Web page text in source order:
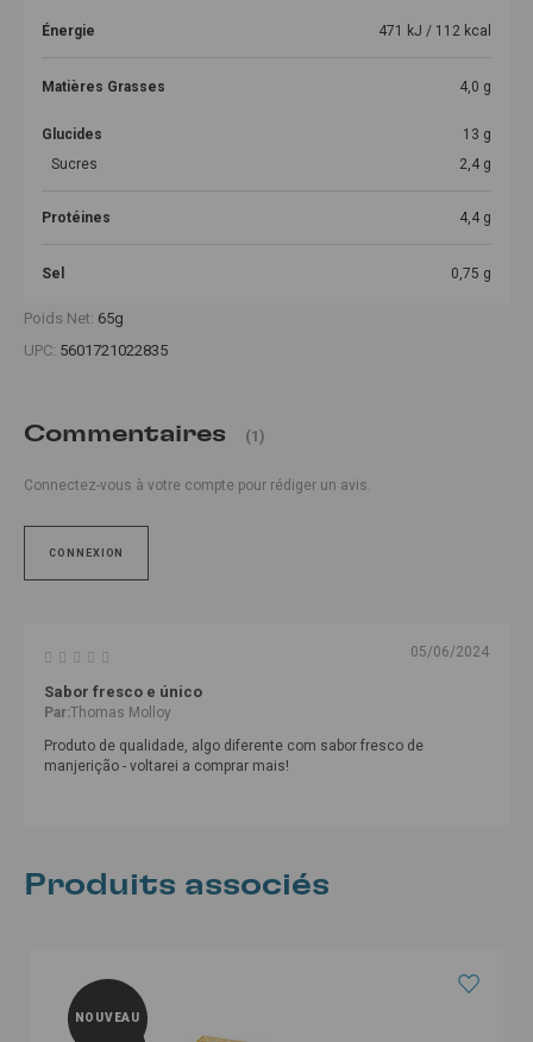
Énergie 471 kJ / 112 kcal
Matières Grasses 4,0 g
Glucides
13 g
Sucres
2,4 g
Protéines 4,4 g
Sel 0,75 g
Poids Net: 65g
UPC: 5601721022835
Commentaires (1)
Connectez-vous à votre compte pour rédiger un avis.
CONNEXION
05/06/2024
Sabor fresco e único
Par:Thomas Molloy
Produto de qualidade, algo diferente com sabor fresco de
manjerição - voltarei a comprar mais!
Produits associés
NOUVEAU